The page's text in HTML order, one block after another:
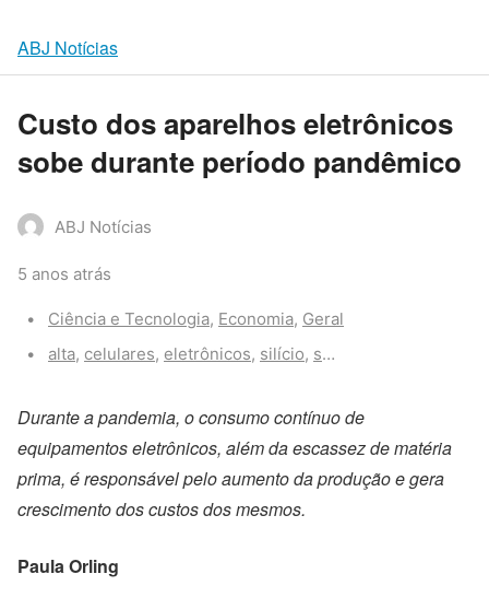
ABJ Notícias
Custo dos aparelhos eletrônicos
sobe durante período pandêmico
ABJ Notícias
5 anos atrás
Categories:
Ciência e Tecnologia, Economia, Geral
Tags:
alta, celulares, eletrônicos, silício, smartphones
Durante a pandemia, o consumo contínuo de
equipamentos eletrônicos, além da escassez de matéria
prima, é responsável pelo aumento da produção e gera
crescimento dos custos dos mesmos.
Paula Orling